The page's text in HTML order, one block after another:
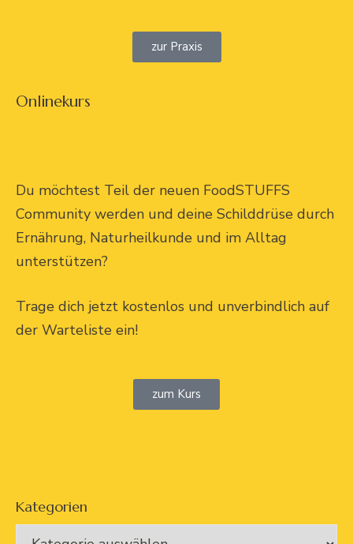
zur Praxis
Onlinekurs
Du möchtest Teil der neuen FoodSTUFFS
Community werden und deine Schilddrüse durch
Ernährung, Naturheilkunde und im Alltag
unterstützen?
Trage dich jetzt kostenlos und unverbindlich auf
der Warteliste ein!
zum Kurs
Kategorien